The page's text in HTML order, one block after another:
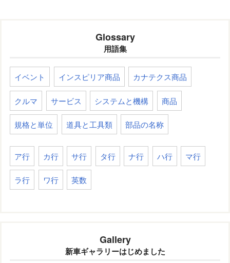
Glossary
用語集
イベント インスピリア商品 カナテクス商品
クルマ サービス システムと機構 商品
規格と単位 道具と工具類 部品の名称
ア行 カ行 サ行 タ行 ナ行 ハ行 マ行
ラ行 ワ行 英数
Gallery
新車ギャラリーはじめました